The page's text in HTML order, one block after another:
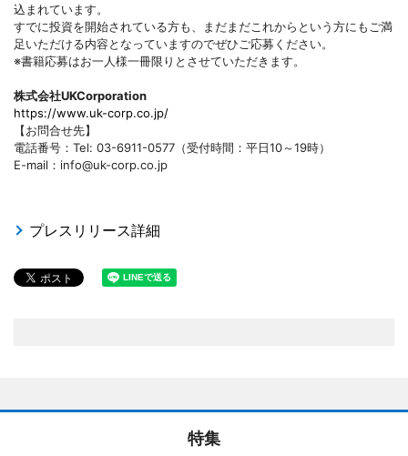
込まれています。
すでに投資を開始されている方も、まだまだこれからという方にもご満
足いただける内容となっていますのでぜひご応募ください。
※書籍応募はお一人様一冊限りとさせていただきます。
株式会社UKCorporation
https://www.uk-corp.co.jp/
【お問合せ先】
電話番号：Tel: 03-6911-0577（受付時間：平日10～19時）
E-mail：info@uk-corp.co.jp
プレスリリース詳細
特集